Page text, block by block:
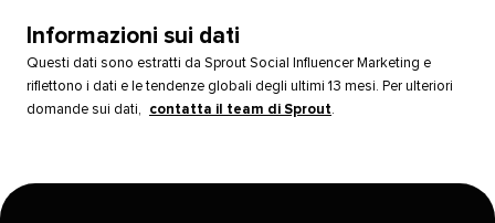
Informazioni sui dati​​
Questi dati sono estratti da Sprout Social Influencer Marketing e
riflettono i dati e le tendenze globali degli ultimi 13 mesi. Per ulteriori
domande sui dati,
contatta il team di Sprout.​​